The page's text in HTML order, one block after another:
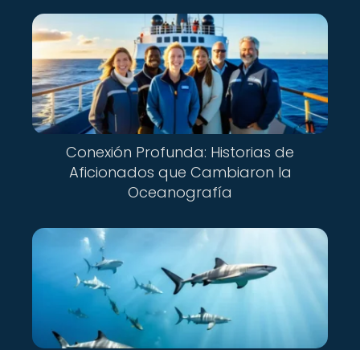
Conexión Profunda: Historias de
Aficionados que Cambiaron la
Oceanografía